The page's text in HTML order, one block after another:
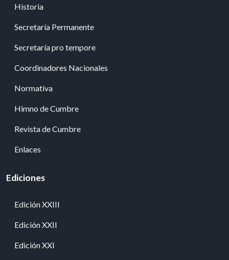
Historia
Secretaría Permanente
Secretaría pro tempore
Coordinadores Nacionales
Normativa
Himno de Cumbre
Revista de Cumbre
Enlaces
Ediciones
Edición XXIII
Edición XXII
Edición XXI